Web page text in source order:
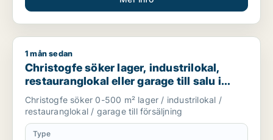
Christogfe söker lager, industrilokal, restauranglokal eller
1 mån sedan
Christogfe söker lager, industrilokal,
restauranglokal eller garage till salu i
Nykvarn, Stockholm Innerstad eller
Kungsholmen m.fl.
Christogfe söker 0-500 m² lager / industrilokal /
restauranglokal / garage till försäljning
Type